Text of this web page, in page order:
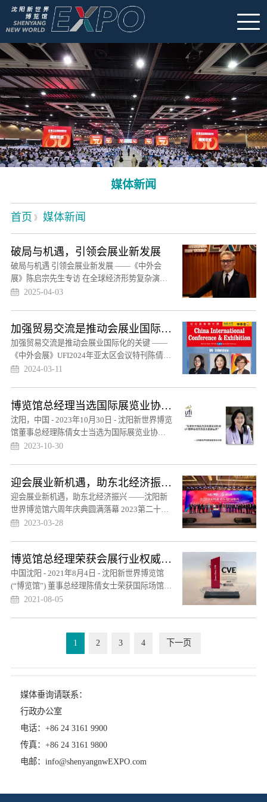
媒体新闻
首页 》 媒体新闻
破局与机遇，引领会展业新发展
破局与机遇 引领会展业新发展 ——《中外会
展》陈启宗先生专访 在全球经济形势复杂演变
的背景下，会展业作...
2025-04-03
加强贸易交流是推动会展业国际化的关键
加强贸易交流是推动会展业国际化的关键 ——
《中外会展》UFI2024年亚太区会议特刊陈倩女
士专访2024-03-11
博览馆总经理当选国际展览业协会UFI理事会成员及亚太区副主席
沈阳，中国 - 2023年10月30日 - 沈阳新世界博览
馆董事总经理陈倩女士当选为国际展览业协会
UFI理事会成员及亚...
2023-10-30
迎会展业新机遇，助东北经济振兴——沈阳新世界博览馆六周年庆典圆满落幕
迎会展业新机遇，助东北经济振兴 ——沈阳新
世界博览馆六周年庆典圆满落幕 2023第二十四
届中国东北国际口腔...
2023-03-28
博览馆总经理荣获会展行业权威认证
中国沈阳 - 2021年8月4日 - 沈阳新世界博览馆
(“博览馆”) 董事总经理陈倩女士荣获国际场馆经
理人协会(IAV...
2021-08-05
1 2 3 4 下一页
媒体垂询请联系：
行政办公室
电话：+86 24 3161 9900
传真：+86 24 3161 9800
电邮：info@shenyangnwEXPO.com